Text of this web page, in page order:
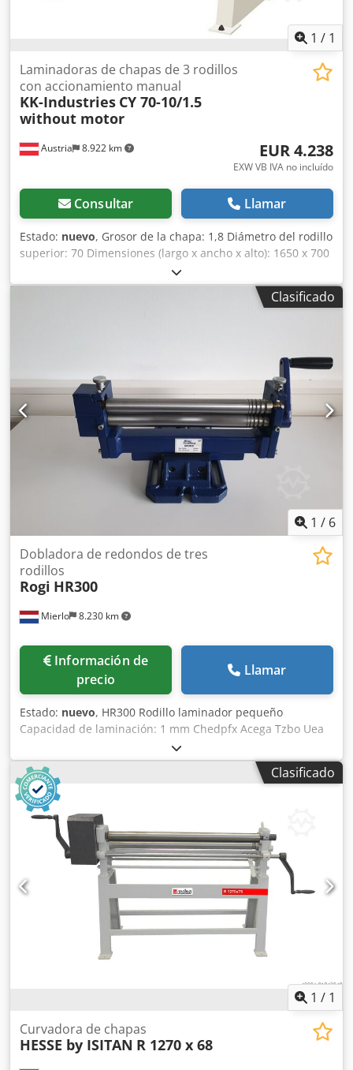
1 / 1
Austria 8.922 km
Laminadoras de chapas de 3 rodillos
con accionamiento manual
KK-Industries CY 70-10/1.5
without motor
EUR 4.238
EXW VB IVA no incluído
Consultar Llamar
Estado: nuevo, Grosor de la chapa: 1,8 Diámetro del rodillo
superior: 70 Dimensiones (largo x ancho x alto): 1650 x 700
x 1160 Curvatura: 1,5 Motor: 1,1 Longitud de la chapa:
1050 Datos técnicos: - Cuerpo de hierro fundido -
Curvatura manual o motorizada (opcional) - Después de la
manualmente mediante una rueda de mano, moviéndose
hacia arriba y hacia abajo - Panel de control portátil -
Cumple con las normas CE Opciones: - Rodillo trasero con
motor - Pantalla digital para mostrar la posición del rodillo
trasero - Cubierta del cuerpo EURO 274,-- - Rodillos
endurecidos EURO 392,-- - Velocidad de rotación variable
¡Tenemos muchas referencias!
Clasificado
1 / 6
Mierlo 8.230 km
Dobladora de redondos de tres
rodillos
Rogi HR300
Información de
precio
Llamar
Estado: nuevo, HR300 Rodillo laminador pequeño
Capacidad de laminación: 1 mm Chedpfx Acega Tzbo Uea
Longitud de trabajo: 300 mm Diámetro de los rodillos: 30
mm Peso: 10 kg
Clasificado
1 / 1
Curvadora de chapas
HESSE by ISITAN R 1270 x 68